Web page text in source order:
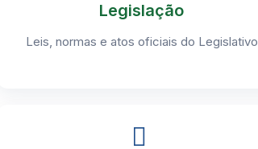
Legislação
Leis, normas e atos oficiais do Legislativo